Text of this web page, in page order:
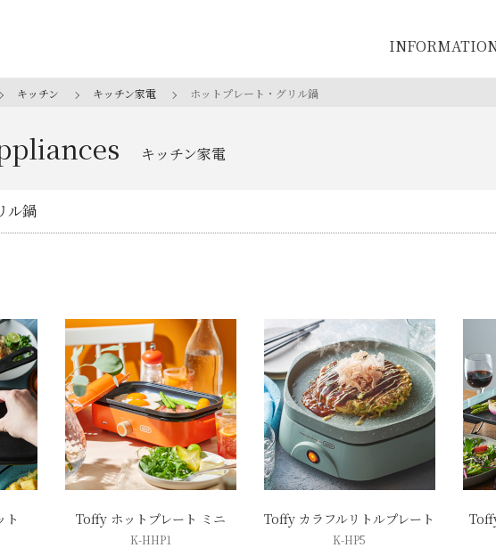
キッチン キッチン家電 ホットプレート・グリル鍋
キッチン家電
ル鍋
ト Toffy ホットプレート ミニ
K-HHP1
Toffy カラフルリトルプレート
K-HP5